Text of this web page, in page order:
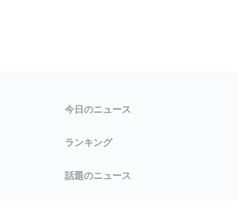
今日のニュース
ランキング
話題のニュース